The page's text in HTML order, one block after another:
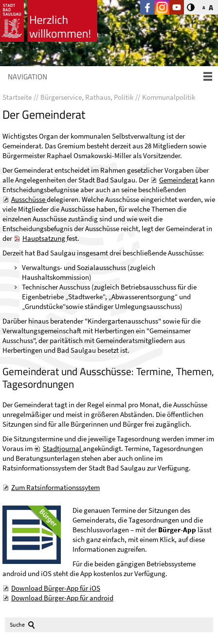
A A
NAVIGATION
Startseite Bürgerservice, Rathaus, Politik Kommunalpolitik
Der Gemeinderat
Wichtigstes Organ der kommunalen Selbstverwaltung ist der
Gemeinderat. Das Gremium besteht derzeit aus 28 Mitgliedern sowie
Bürgermeister Raphael Osmakowski-Miller als Vorsitzender.
Der Gemeinderat entscheidet im Rahmen gesetzlicher Vorgaben über
alle Angelegenheiten der Stadt Bad Saulgau. Der
Gemeinderat kann
Entscheidungsbefugnisse aber auch an seine beschließenden
Ausschüssedelegieren. Welche Ausschüsse eingerichtet werden, wie
viele Mitglieder die Ausschüsse haben, für welche Themen die
einzelnen Ausschüsse zuständig sind und wie weit die
Entscheidungsbefugnis der Ausschüsse reicht, legt der Gemeinderat in
der
Hauptsatzungfest.
Derzeit hat Bad Saulgau insgesamt drei beschließende Ausschüsse:
Verwaltungs- und Sozialausschuss (zugleich
Haushaltskommission)
Technischer Ausschuss (zugleich Betriebsausschuss für die
Eigenbetriebe „Stadtwerke“, „Abwasserentsorgung“ und
„Grundstücke“sowie ständiger Umlegungsausschuss)
Darüber hinaus beratender "Kindergartenausschuss" sowie für die
Verwaltungsgemeinschaft mit Herbertingen ein "Gemeinsamer
Ausschuss", der paritätisch mit Gemeinderatsmitgliedern aus
Herbertingen und Bad Saulgau besetzt ist.
Gemeinderat und Ausschüsse: Termine, Themen,
Tagesordnungen
Der Gemeinderat tagt in der Regel einmal pro Monat, die Ausschüsse
unregelmäßiger und meist in größeren Abständen. Die öffentlichen
Sitzungen sind für alle Bürgerinnen und Bürger frei zugänglich.
Die Sitzungstermine und die jeweilige Tagesordnung werden immer im
Voraus im
Stadtjournal angekündigt. Termine, Tagesordnungen
und Beratungsunterlagen stehen aber auch online im
Ratsinformationssystemder Stadt Bad Saulgau zur Verfügung.
Zum Ratsinformationsssytem
Die genauen Termine der Sitzungen des
Gemeinderats, die Tagesordnungen und die
Beschlussvorlagen – mit derBürger-App lässt
sich ganz einfach, mit einem Klick, auf diese
Informationen zugreifen.
Für die beiden gängigen Betriebssysteme
android und iOS steht die App kostenlos zur Verfügung.
Download Bürger-App für iOS
Download Bürger-App für android
Suche